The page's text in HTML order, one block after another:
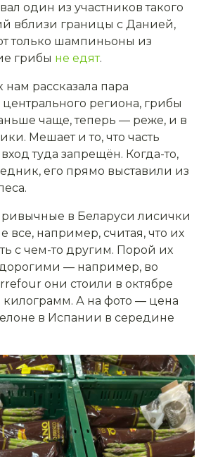
один из участников такого
вблизи границы с Данией,
только шампиньоны из
грибы не едят.
рассказала пара
региона, грибы
чаще, теперь — реже, и в
Мешает и то, что часть
туда запрещён. Когда-то,
его прямо выставили из
в Беларуси лисички
все, например, считая, что их
с чем-то другим. Порой их
— например, во
они стоили в октябре
килограмм. А на фото — цена
в Испании в середине